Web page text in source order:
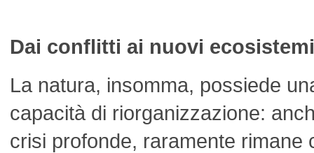
Dai conflitti ai nuovi ecosistemi
La natura, insomma, possiede
capacità di riorganizzazione:
crisi profonde, raramente rimane